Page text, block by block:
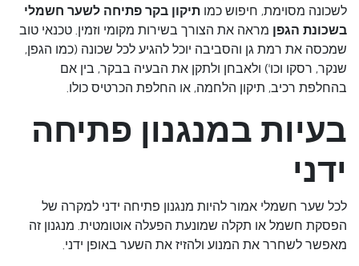
לשכונה מסוימת, חיפוש כמו תיקון בקר פתיחה לשער חשמלי
בשכונת הגפן מראה את הצורך בשירות מקומי וזמין. טכנאי טוב
שמכסה את רמת גן והסביבה יוכל להגיע לכל שכונה (כמו הגפן,
שנקר, רסקו וכו') ולאבחן ולתקן את הבעיה בבקר, בין אם
בהחלפת רכיב, תיקון הלחמה, או החלפת הכרטיס כולו.
בעיות במנגנון פתיחה
ידני
לכל שער חשמלי אמור להיות מנגנון פתיחה ידני למקרה של
הפסקת חשמל או תקלה שמונעת הפעלה אוטומטית. מנגנון זה
מאפשר לשחרר את המנוע ולהזיז את השער באופן ידני.